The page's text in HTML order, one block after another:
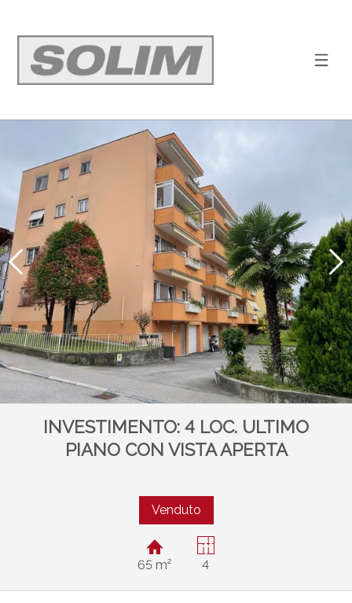
INVESTIMENTO: 4 LOC. ULTIMO
PIANO CON VISTA APERTA
Venduto
65 m² 4